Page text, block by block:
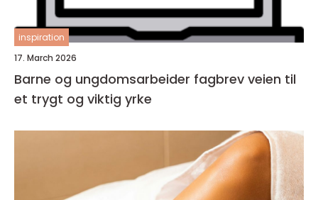
inspiration
17. March 2026
Barne og ungdomsarbeider fagbrev veien til
et trygt og viktig yrke